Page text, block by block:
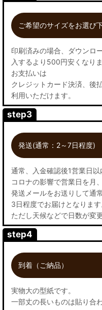
ご希望のサイズをお選び
印刷済みの場合、ダウンロ
入するより500円安くなりま
お支払いは
クレジットカード決済、後
利用いただけます。
step3
発送(通常：2～7日程度)
通常、入金確認後1営業日以
コロナの影響で営業日を月
発送メールをお送りして通
3日程度でお届けとなります
ただし天候などで日数が変
step4
到着（ご納品）
実物大の型紙です。
一部丈の長いものは貼り合